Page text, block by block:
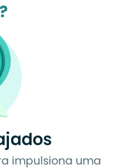
impulsiona uma